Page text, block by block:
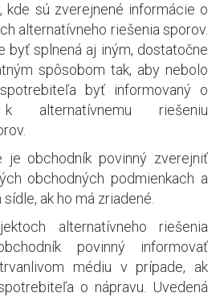
kde sú zverejnené informácie o
alternatívneho riešenia sporov.
byť splnená aj iným, dostatočne
spôsobom tak, aby nebolo
byť informovaný o
alternatívnemu riešeniu
je obchodník povinný zverejniť
obchodných podmienkach a
ak ho má zriadené.
alternatívneho riešenia
povinný informovať
médiu v prípade, ak
o nápravu. Uvedená